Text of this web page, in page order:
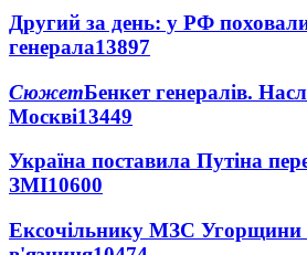
Другий за день: у РФ
генерала13897
СюжетБенкет генералів.
Москві13449
Україна поставила Путіна
ЗМІ10600
Ексочільнику МЗС Угорщини